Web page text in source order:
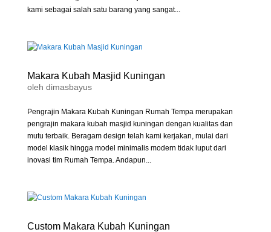
kami sebagai salah satu barang yang sangat...
Makara Kubah Masjid Kuningan
oleh dimasbayus
Pengrajin Makara Kubah Kuningan Rumah Tempa merupakan
pengrajin makara kubah masjid kuningan dengan kualitas dan
mutu terbaik. Beragam design telah kami kerjakan, mulai dari
model klasik hingga model minimalis modern tidak luput dari
inovasi tim Rumah Tempa. Andapun...
Custom Makara Kubah Kuningan